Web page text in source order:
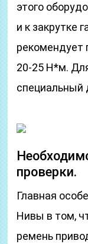
этого
и к закрутке
рекомендует
20-25 Н*м.
специальный
проверки.
Главная
Нивы в том,
ремень